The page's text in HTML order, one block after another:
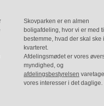
Skovparken er en almen
boligafdeling, hvor vi er med
bestemme, hvad der skal ske i
kvarteret.
Afdelingsmødet er vores
myndighed, og
afdelingsbestyrelsen
vores interesser i det daglige.